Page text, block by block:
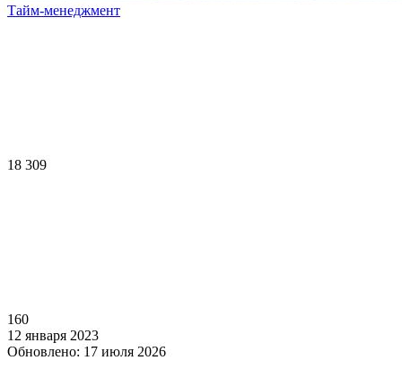
Тайм-менеджмент
18 309
160
12 января 2023
Обновлено: 17 июля 2026